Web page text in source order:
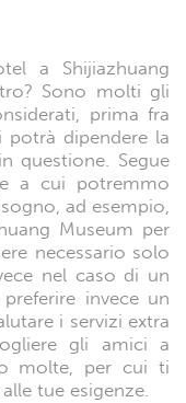
a Shijiazhuang
Sono molti gli
prima fra
dipendere la
questione. Segue
a cui potremmo
ad esempio,
Museum per
necessario solo
nel caso di un
invece un
i servizi extra
gli amici a
molte, per cui ti
tue esigenze.